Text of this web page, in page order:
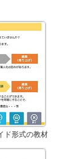
ド形式の教材